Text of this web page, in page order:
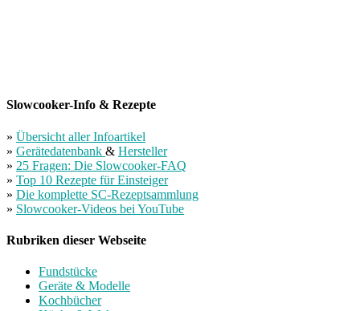
Slowcooker-Info & Rezepte
» Übersicht aller Infoartikel
» Gerätedatenbank & Hersteller
» 25 Fragen: Die Slowcooker-FAQ
» Top 10 Rezepte für Einsteiger
» Die komplette SC-Rezeptsammlung
» Slowcooker-Videos bei YouTube
Rubriken dieser Webseite
Fundstücke
Geräte & Modelle
Kochbücher